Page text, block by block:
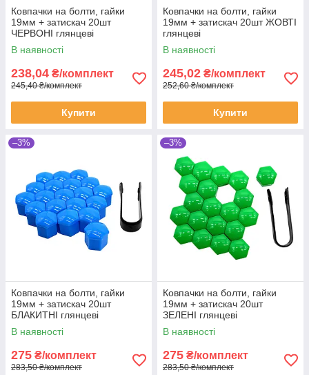
Ковпачки на болти, гайки
19мм + затискач 20шт
ЧЕРВОНІ глянцеві
В наявності
238,04 ₴/комплект
245,40 ₴/комплект
Купити
Ковпачки на болти, гайки
19мм + затискач 20шт ЖОВТІ
глянцеві
В наявності
245,02 ₴/комплект
252,60 ₴/комплект
Купити
–3%
Ковпачки на болти, гайки
19мм + затискач 20шт
БЛАКИТНІ глянцеві
В наявності
275 ₴/комплект
283,50 ₴/комплект
–3%
Ковпачки на болти, гайки
19мм + затискач 20шт
ЗЕЛЕНІ глянцеві
В наявності
275 ₴/комплект
283,50 ₴/комплект